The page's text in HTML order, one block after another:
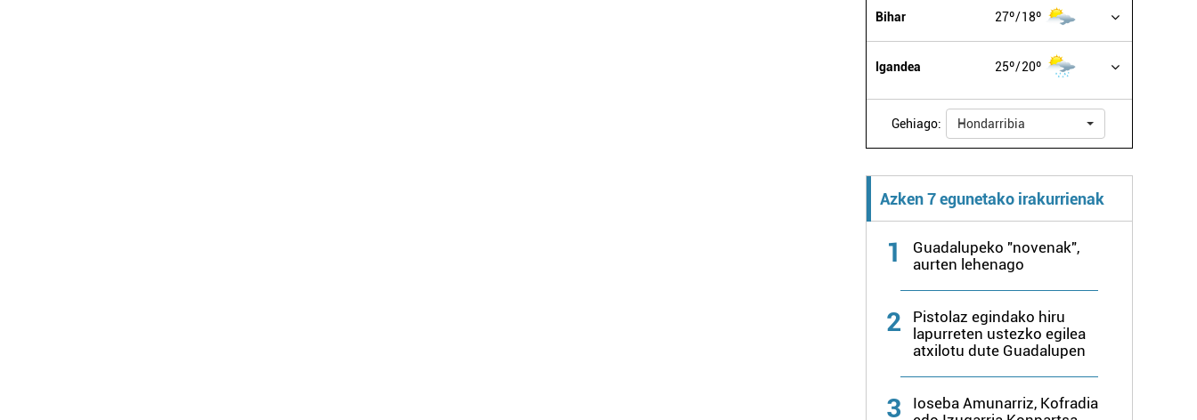
Bihar 27º 18º
Igandea 25º 20º
Gehiago: Hondarribia
Azken 7 egunetako irakurrienak
1
Guadalupeko "novenak",
aurten lehenago
2
Pistolaz egindako hiru
lapurreten ustezko egilea
atxilotu dute Guadalupen
3
Ioseba Amunarriz, Kofradia